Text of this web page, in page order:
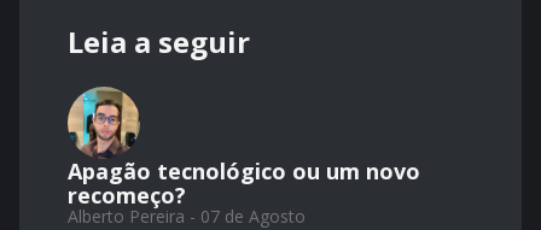
Leia a seguir
Apagão tecnológico ou um novo
recomeço?
Alberto Pereira - 07 de Agosto